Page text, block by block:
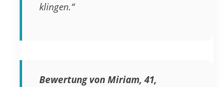
klingen.“
Bewertung von Miriam, 41,